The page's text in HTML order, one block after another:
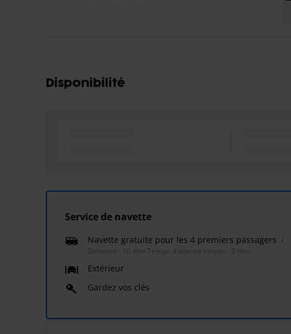
Disponibilité
Service de navette
Navette gratuite pour les 4 premiers passagers
Distance : 10 min Temps d'attente moyen : 5 min
Extérieur
Gardez vos clés